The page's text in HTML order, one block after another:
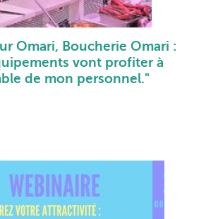
Omari, Boucherie Omari :
vont profiter à
de mon personnel."